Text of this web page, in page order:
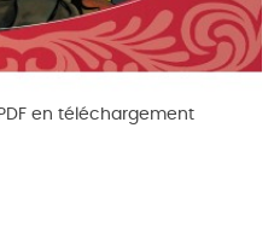
en téléchargement